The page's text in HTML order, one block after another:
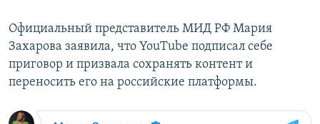
Официальный представитель МИД РФ Мария
Захарова заявила, что YouTube подписал себе
приговор и призвала сохранять контент и
переносить его на российские платформы.